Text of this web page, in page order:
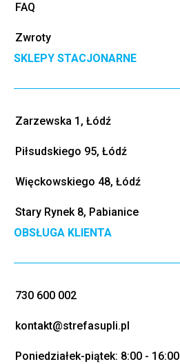
FAQ
Zwroty
SKLEPY STACJONARNE
Zarzewska 1, Łódź
Piłsudskiego 95, Łódź
Więckowskiego 48, Łódź
Stary Rynek 8, Pabianice
OBSŁUGA KLIENTA
730 600 002
kontakt@strefasupli.pl
Poniedziałek-piątek: 8:00 - 16:00